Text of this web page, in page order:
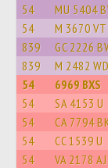
54 MU 5404
54 M 3670 VT
839 GC 2226
839 M 2482 WD
54 6969 BXS
54 SA 4153 U
54 CA 7794
54 CC 1539 U
54 VA 2178 AJ